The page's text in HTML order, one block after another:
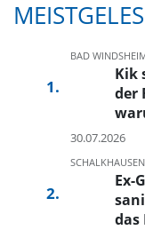
BAD
Kik
der
30.07.2026
Ex-
das